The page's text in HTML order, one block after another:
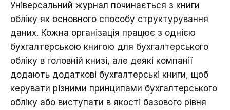
Універсальний журнал починається з книги
обліку як основного способу структурування
даних. Кожна організація працює з однією
бухгалтерською книгою для бухгалтерського
обліку в головній книзі, але деякі компанії
додають додаткові бухгалтерські книги, щоб
керувати різними принципами бухгалтерського
обліку або виступати в якості базового рівня